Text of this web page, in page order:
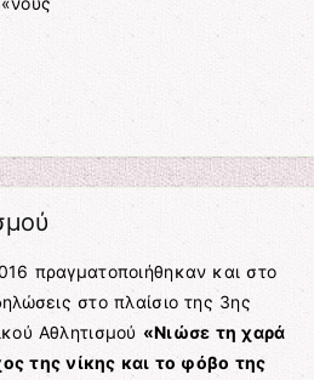
πραγματοποιήθηκαν και στο
στο πλαίσιο της 3ης
Αθλητισμού «Νιώσε τη χαρά
της νίκης και το φόβο της